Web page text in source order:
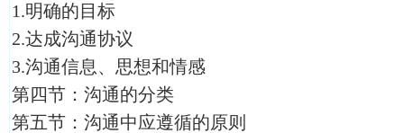
1.明确的目标
2.达成沟通协议
3.沟通信息、思想和情感
第四节：沟通的分类
第五节：沟通中应遵循的原则